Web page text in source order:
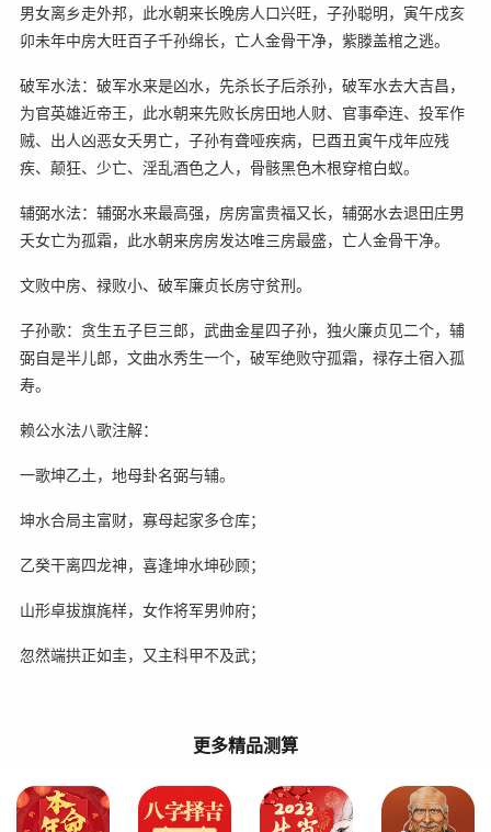
男女离乡走外邦，此水朝来长晚房人口兴旺，子孙聪明，寅午戍亥
卯未年中房大旺百子千孙绵长，亡人金骨干净，紫滕盖棺之逃。
破军水法：破军水来是凶水，先杀长子后杀孙，破军水去大吉昌，
为官英雄近帝王，此水朝来先败长房田地人财、官事牵连、投军作
贼、出人凶恶女夭男亡，子孙有聋哑疾病，巳酉丑寅午戍年应残
疾、颠狂、少亡、淫乱酒色之人，骨骸黑色木根穿棺白蚁。
辅弼水法：辅弼水来最高强，房房富贵福又长，辅弼水去退田庄男
夭女亡为孤霜，此水朝来房房发达唯三房最盛，亡人金骨干净。
文败中房、禄败小、破军廉贞长房守贫刑。
子孙歌：贪生五子巨三郎，武曲金星四子孙，独火廉贞见二个，辅
弼自是半儿郎，文曲水秀生一个，破军绝败守孤霜，禄存土宿入孤
寿。
赖公水法八歌注解：
一歌坤乙土，地母卦名弼与辅。
坤水合局主富财，寡母起家多仓库；
乙癸干离四龙神，喜逢坤水坤砂顾；
山形卓拔旗旄样，女作将军男帅府；
忽然端拱正如圭，又主科甲不及武；
更多精品测算